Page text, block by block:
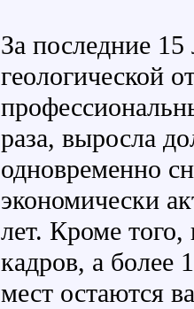
За последние 15
геологической
раза, выросла
одновременно
экономически
лет. Кроме того,
кадров, а более
мест остаются